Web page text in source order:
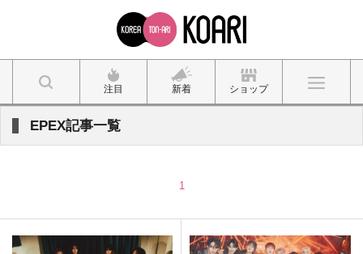
注目 新着 ショップ
EPEX記事一覧
1